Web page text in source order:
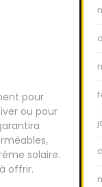
pour
ou pour
solaire.
offrir.